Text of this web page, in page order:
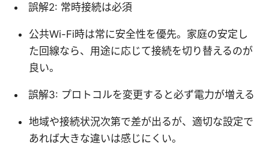
誤解2: 常時接続は必須
公共Wi-Fi時は常に安全性を優先。家庭の安定し
た回線なら、用途に応じて接続を切り替えるのが
良い。
誤解3: プロトコルを変更すると必ず電力が増える
地域や接続状況次第で差が出るが、適切な設定で
あれば大きな違いは感じにくい。